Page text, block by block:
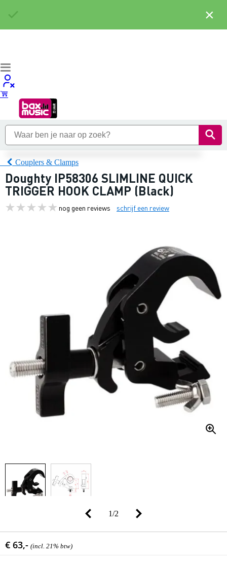
Couplers & Clamps
Doughty IP58306 SLIMLINE QUICK
TRIGGER HOOK CLAMP (Black)
nog geen reviews schrijf een review
1/2
€ 63,- (incl. 21% btw)
×